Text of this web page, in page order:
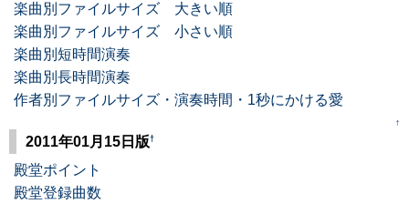
楽曲別ファイルサイズ 大きい順
楽曲別ファイルサイズ 小さい順
楽曲別短時間演奏
楽曲別長時間演奏
作者別ファイルサイズ・演奏時間・1秒にかける愛
↑
2011年01月15日版†
殿堂ポイント
殿堂登録曲数